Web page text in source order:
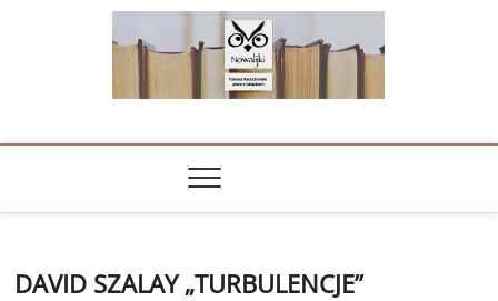
NOWALIJKI
DAVID SZALAY „TURBULENCJE”